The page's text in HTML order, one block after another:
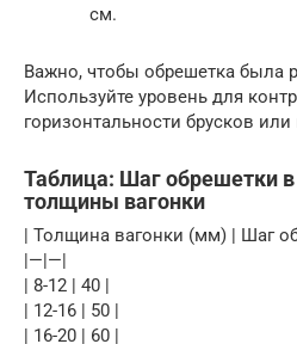
см.
Важно, чтобы обрешетка была
Используйте уровень для
горизонтальности брусков
Таблица: Шаг обрешетки
толщины вагонки
| Толщина вагонки (мм) | Шаг
|—|—|
| 8-12 | 40 |
| 12-16 | 50 |
| 16-20 | 60 |